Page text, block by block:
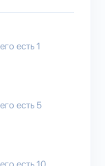
есть 1
есть 5
есть 10